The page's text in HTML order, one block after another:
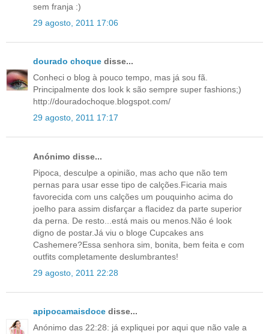
sem franja :)
29 agosto, 2011 17:06
dourado choque disse...
Conheci o blog à pouco tempo, mas já sou fã.
Principalmente dos look k são sempre super fashions;)
http://douradochoque.blogspot.com/
29 agosto, 2011 17:17
Anónimo disse...
Pipoca, desculpe a opinião, mas acho que não tem
pernas para usar esse tipo de calções.Ficaria mais
favorecida com uns calções um pouquinho acima do
joelho para assim disfarçar a flacidez da parte superior
da perna. De resto...está mais ou menos.Não é look
digno de postar.Já viu o bloge Cupcakes ans
Cashemere?Essa senhora sim, bonita, bem feita e com
outfits completamente deslumbrantes!
29 agosto, 2011 22:28
apipocamaisdoce disse...
Anónimo das 22:28: já expliquei por aqui que não vale a